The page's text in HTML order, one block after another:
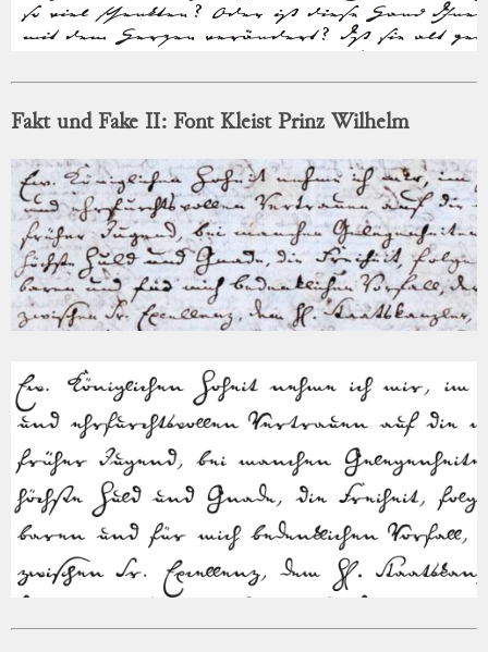
Fakt und Fake II: Font Kleist Prinz Wilhelm